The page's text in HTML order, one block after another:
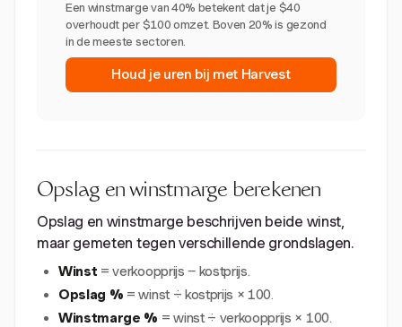
Een winstmarge van 40% betekent dat je $40
overhoudt per $100 omzet. Boven 20% is gezond
in de meeste sectoren.
Houd je uren bij met Harvest
Opslag en winstmarge berekenen
Opslag en winstmarge beschrijven beide winst,
maar gemeten tegen verschillende grondslagen.
Winst = verkoopprijs − kostprijs.
Opslag % = winst ÷ kostprijs × 100.
Winstmarge % = winst ÷ verkoopprijs × 100.